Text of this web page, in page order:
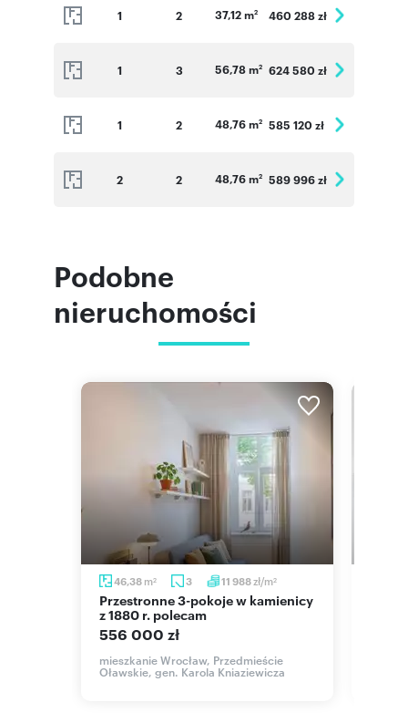
1 2 37,12 m2 460 288 zł
1 3 56,78 m2 624 580 zł
1 2 48,76 m2 585 120 zł
2 2 48,76 m2 589 996 zł
Podobne
nieruchomości
46,38 m2 3 11 988zł/m2
Przestronne 3-pokoje w kamienicy
z 1880 r. polecam
556 000 zł
mieszkanie Wrocław, Przedmieście
Oławskie, gen. Karola Kniaziewicza